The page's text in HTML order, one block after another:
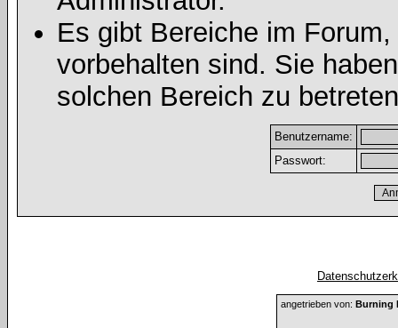
Es gibt Bereiche im
vorbehalten sind. Sie
solchen Bereich zu
Benutzername:
Passwort:
angetrieben von: Burning